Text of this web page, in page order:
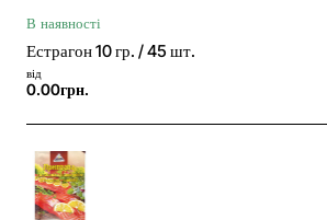
В наявності
Естрагон 10 гр. / 45 шт.
від
0.00грн.